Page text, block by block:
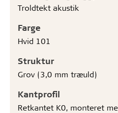
Troldtekt akustik
Farge
Hvid 101
Struktur
Grov (3,0 mm træuld)
Kantprofil
Retkantet K0, monteret